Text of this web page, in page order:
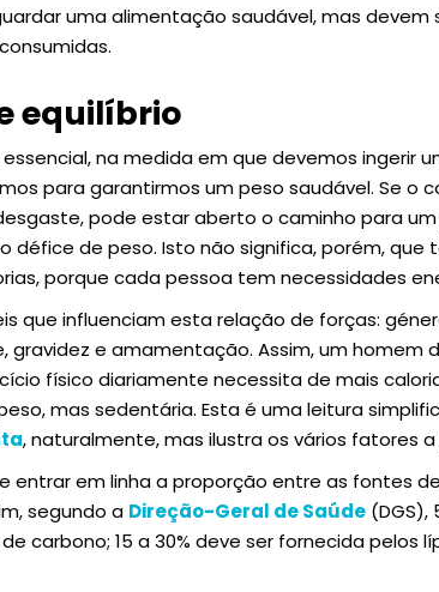
uma alimentação saudável, mas
equilíbrio
na medida em que devemos ingerir
para garantirmos um peso saudável. Se o
pode estar aberto o caminho para
défice de peso. Isto não significa, porém, que
porque cada pessoa tem necessidades
que influenciam esta relação de forças:
gravidez e amamentação. Assim, um homem
físico diariamente necessita de mais
mas sedentária. Esta é uma leitura
, naturalmente, mas ilustra os vários fatores
entrar em linha a proporção entre as fontes
segundo a Direção-Geral de Saúde
carbono; 15 a 30% deve ser fornecida pelos